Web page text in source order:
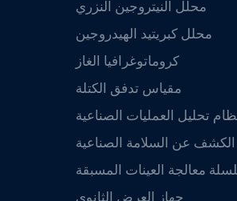
محلل النيتروجين النزري
محلل كبريتيد الهيدروجين
كروماتوغرافيا الغاز
مقياس تدفق الكتلة
تحليل العمليات الصناعية
عن السلامة الصناعية
معالجة العينات المسبقة
جهاز العرض الثانوي